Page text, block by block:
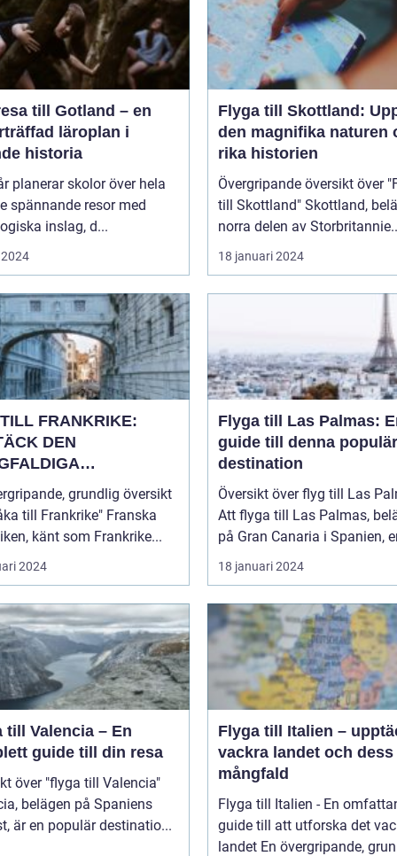
till Gotland – en
läroplan i
historia
planerar skolor över hela
spännande resor med
inslag, d...
Flyga till Skottland:
den magnifika naturen
rika historien
Övergripande översikt över
till Skottland" Skottland, beläget i
norra delen av
18 januari 2024
FRANKRIKE:
DEN
grundlig översikt
till Frankrike" Franska
känt som Frankrike...
2024
Flyga till Las Palmas:
guide till denna
destination
Översikt över flyg till Las
Att flyga till Las Palmas,
på Gran Canaria i Spanien,
18 januari 2024
till Valencia – En
guide till din resa
över "flyga till Valencia"
belägen på Spaniens
är en populär destinatio...
Flyga till Italien –
vackra landet och dess
mångfald
Flyga till Italien - En
guide till att utforska det
landet En övergripande,